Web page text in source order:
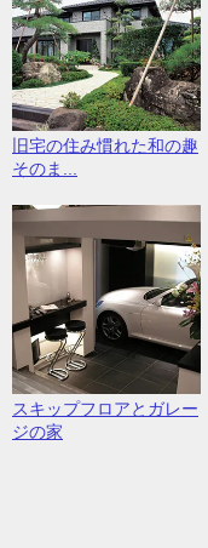
旧宅の住み慣れた和の趣
そのま...
スキップフロアとガレー
ジの家